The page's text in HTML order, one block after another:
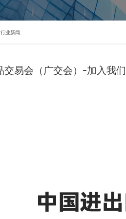
行业新闻
交易会（广交会）-加入我们